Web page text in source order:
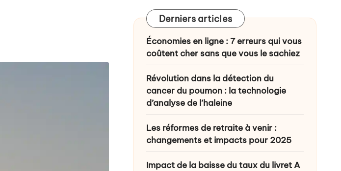
marché de l’électricité en France ?
vos achats
Derniers articles
Économies en ligne : 7 erreurs qui vous
coûtent cher sans que vous le sachiez
Révolution dans la détection du
cancer du poumon : la technologie
d’analyse de l’haleine
Les réformes de retraite à venir :
changements et impacts pour 2025
Impact de la baisse du taux du livret A